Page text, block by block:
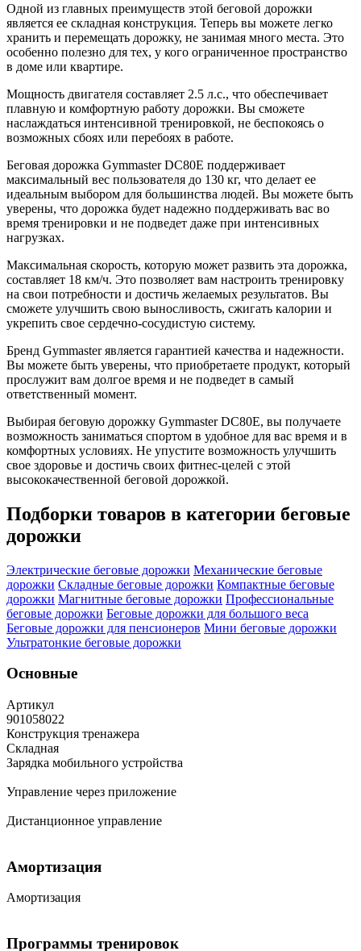
Одной из главных преимуществ этой беговой дорожки
является ее складная конструкция. Теперь вы можете легко
хранить и перемещать дорожку, не занимая много места. Это
особенно полезно для тех, у кого ограниченное пространство
в доме или квартире.
Мощность двигателя составляет 2.5 л.с., что обеспечивает
плавную и комфортную работу дорожки. Вы сможете
наслаждаться интенсивной тренировкой, не беспокоясь о
возможных сбоях или перебоях в работе.
Беговая дорожка Gymmaster DC80E поддерживает
максимальный вес пользователя до 130 кг, что делает ее
идеальным выбором для большинства людей. Вы можете быть
уверены, что дорожка будет надежно поддерживать вас во
время тренировки и не подведет даже при интенсивных
нагрузках.
Максимальная скорость, которую может развить эта дорожка,
составляет 18 км/ч. Это позволяет вам настроить тренировку
на свои потребности и достичь желаемых результатов. Вы
сможете улучшить свою выносливость, сжигать калории и
укрепить свое сердечно-сосудистую систему.
Бренд Gymmaster является гарантией качества и надежности.
Вы можете быть уверены, что приобретаете продукт, который
прослужит вам долгое время и не подведет в самый
ответственный момент.
Выбирая беговую дорожку Gymmaster DC80E, вы получаете
возможность заниматься спортом в удобное для вас время и в
комфортных условиях. Не упустите возможность улучшить
свое здоровье и достичь своих фитнес-целей с этой
высококачественной беговой дорожкой.
Подборки товаров в категории беговые
дорожки
Электрические беговые дорожки Механические беговые
дорожки Складные беговые дорожки Компактные беговые
дорожки Магнитные беговые дорожки Профессиональные
беговые дорожки Беговые дорожки для большого веса
Беговые дорожки для пенсионеров Мини беговые дорожки
Ультратонкие беговые дорожки
Основные
Артикул
901058022
Конструкция тренажера
Складная
Зарядка мобильного устройства
Управление через приложение
Дистанционное управление
Амортизация
Амортизация
Программы тренировок